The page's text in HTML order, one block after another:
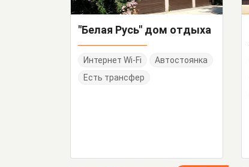
"Белая Русь" дом отдыха
Интернет Wi-Fi
Автостоянка
Есть трансфер